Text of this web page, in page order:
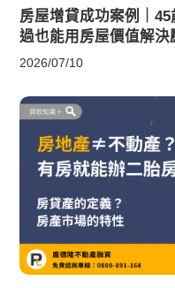
房屋增貸成功案例｜
過也能用房屋價值解決
2026/07/10